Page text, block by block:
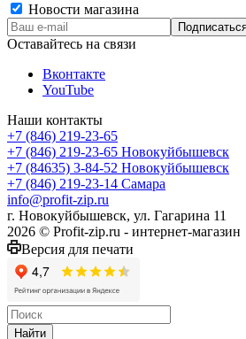
Новости магазина
Оставайтесь на связи
Вконтакте
YouTube
Наши контакты
+7 (846) 219-23-65
+7 (846) 219-23-65 Новокуйбышевск
+7 (84635) 3-84-52 Новокуйбышевск
+7 (846) 219-23-14 Самара
info@profit-zip.ru
г. Новокуйбышевск, ул. Гагарина 11
2026 © Profit-zip.ru - интернет-магазин
Версия для печати
Найти